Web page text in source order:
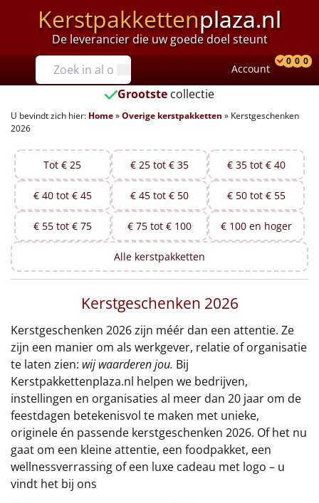
Kerstpakkettenplaza.nl
De leverancier die uw goede doel steunt
Prijzen
Tot €25
€25 tot €35
€35 tot €40
€40 tot €45
€45 tot €50
€50 tot €55
€75 tot €100
€100 en hoger
Alle kerstpakketten 2026
Thema
Origineel
Rituals
Account
0 0 0
Grootste collectie
U bevindt zich hier: Home»Overige kerstpakketten » Kerstgeschenken
2026
Tot € 25 € 25 tot € 35 € 35 tot € 40
€ 40 tot € 45 € 45 tot € 50 € 50 tot € 55
€ 55 tot € 75 € 75 tot € 100 € 100 en hoger
Alle kerstpakketten
Kerstgeschenken 2026
Kerstgeschenken 2026 zijn méér dan een attentie. Ze
zijn een manier om als werkgever, relatie of organisatie
te laten zien: wij waarderen jou. Bij
Kerstpakkettenplaza.nl helpen we bedrijven,
instellingen en organisaties al meer dan 20 jaar om de
feestdagen betekenisvol te maken met unieke,
originele én passende kerstgeschenken 2026. Of het nu
gaat om een kleine attentie, een foodpakket, een
wellnessverrassing of een luxe cadeau met logo – u
vindt het bij ons